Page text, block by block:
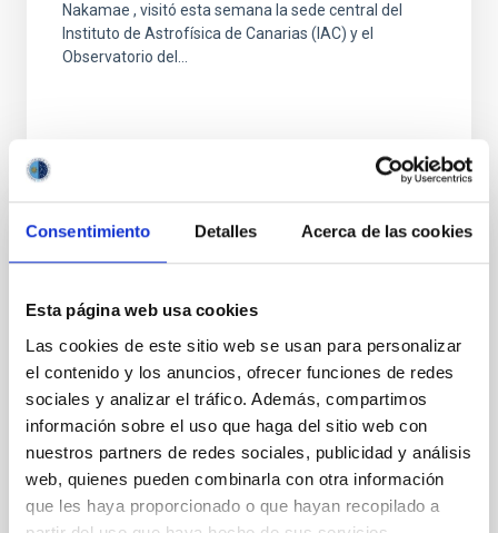
Consentimiento Detalles Acerca de las cookies
Esta página web usa cookies
Las cookies de este sitio web se usan para personalizar
el contenido y los anuncios, ofrecer funciones de redes
sociales y analizar el tráfico. Además, compartimos
información sobre el uso que haga del sitio web con
nuestros partners de redes sociales, publicidad y análisis
web, quienes pueden combinarla con otra información
que les haya proporcionado o que hayan recopilado a
Nakamae , visitó esta semana la sede central del
Instituto de Astrofísica de Canarias (IAC) y el
Observatorio del...
de personal investigador dentro del
programa de Visitantes de Fundación
Occident
El programa Investigadores Visitantes Fundación
(IAC) sigue su curso con la recepción de un nuevo
grupo de...